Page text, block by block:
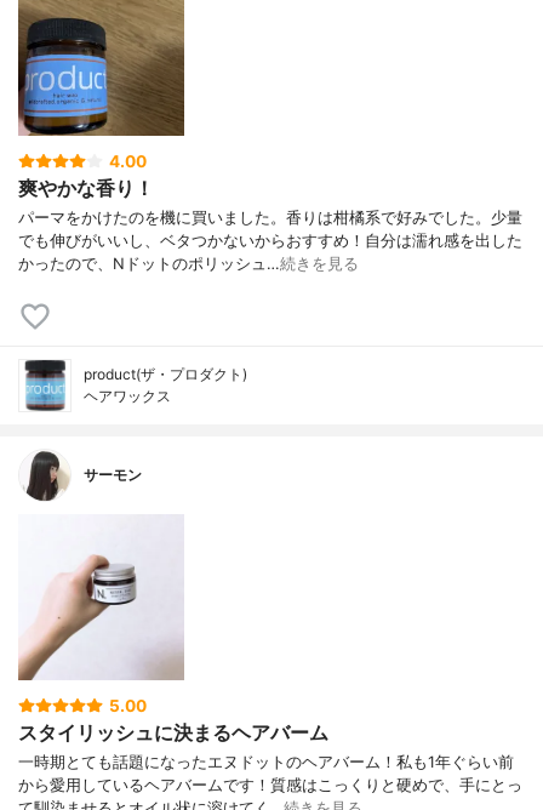
4.00
爽やかな香り！
パーマをかけたのを機に買いました。香りは柑橘系で好みでした。少量
でも伸びがいいし、ベタつかないからおすすめ！自分は濡れ感を出した
かったので、Nドットのポリッシュ…続きを見る
product(ザ・プロダクト)
ヘアワックス
サーモン
5.00
スタイリッシュに決まるヘアバーム
一時期とても話題になったエヌドットのヘアバーム！私も1年ぐらい前
から愛用しているヘアバームです！質感はこっくりと硬めで、手にとっ